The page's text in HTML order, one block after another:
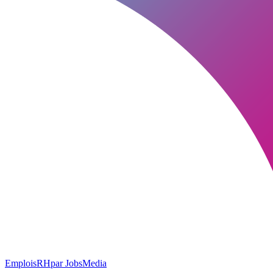
EmploisRHpar JobsMedia